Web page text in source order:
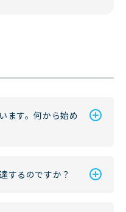
ます。何から始め
するのですか？